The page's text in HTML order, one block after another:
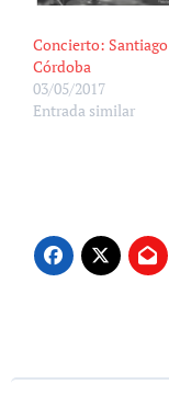
Concierto: Santiago
Córdoba
03/05/2017
Entrada similar